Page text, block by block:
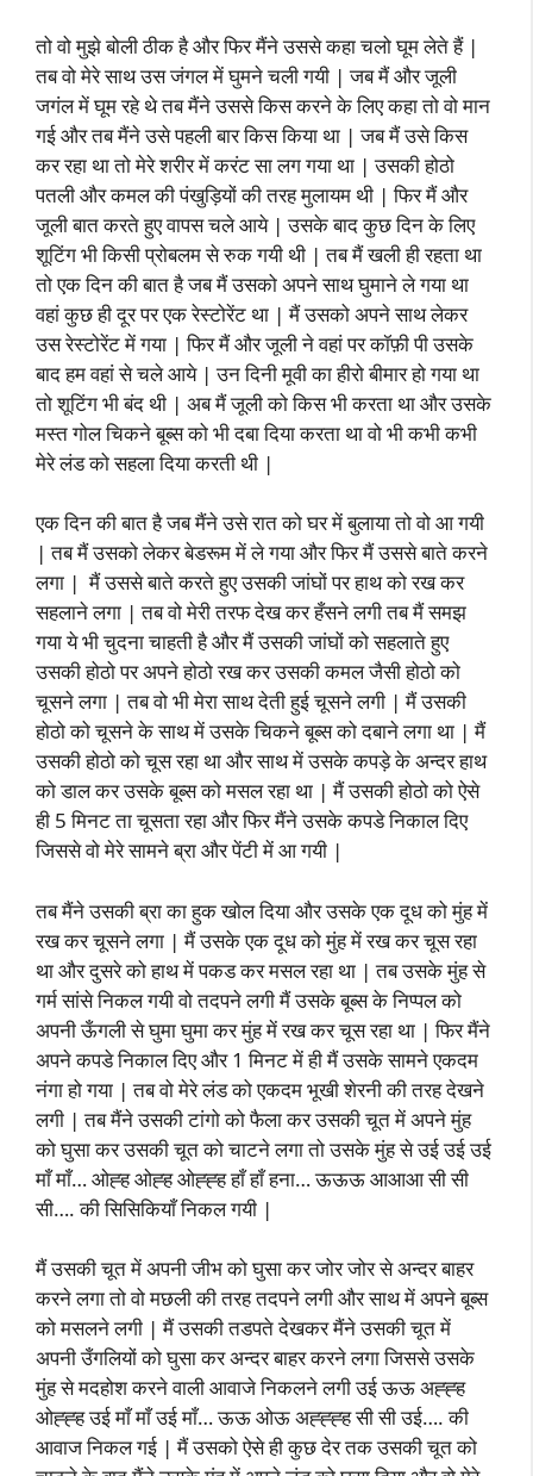
तो वो मुझे बोली ठीक है और फिर मैंने उससे कहा चलो घूम लेते हैं |
तब वो मेरे साथ उस जंगल में घुमने चली गयी | जब मैं और जूली
जगंल में घूम रहे थे तब मैंने उससे किस करने के लिए कहा तो वो मान
गई और तब मैंने उसे पहली बार किस किया था | जब मैं उसे किस
कर रहा था तो मेरे शरीर में करंट सा लग गया था | उसकी होठो
पतली और कमल की पंखुड़ियों की तरह मुलायम थी | फिर मैं और
जूली बात करते हुए वापस चले आये | उसके बाद कुछ दिन के लिए
शूटिंग भी किसी प्रोबलम से रुक गयी थी | तब मैं खली ही रहता था
तो एक दिन की बात है जब मैं उसको अपने साथ घुमाने ले गया था
वहां कुछ ही दूर पर एक रेस्टोरेंट था | मैं उसको अपने साथ लेकर
उस रेस्टोरेंट में गया | फिर मैं और जूली ने वहां पर कॉफ़ी पी उसके
बाद हम वहां से चले आये | उन दिनी मूवी का हीरो बीमार हो गया था
तो शूटिंग भी बंद थी | अब मैं जूली को किस भी करता था और उसके
मस्त गोल चिकने बूब्स को भी दबा दिया करता था वो भी कभी कभी
मेरे लंड को सहला दिया करती थी |
एक दिन की बात है जब मैंने उसे रात को घर में बुलाया तो वो आ गयी
| तब मैं उसको लेकर बेडरूम में ले गया और फिर मैं उससे बाते करने
लगा | मैं उससे बाते करते हुए उसकी जांघों पर हाथ को रख कर
सहलाने लगा | तब वो मेरी तरफ देख कर हँसने लगी तब मैं समझ
गया ये भी चुदना चाहती है और मैं उसकी जांघों को सहलाते हुए
उसकी होठो पर अपने होठो रख कर उसकी कमल जैसी होठो को
चूसने लगा | तब वो भी मेरा साथ देती हुई चूसने लगी | मैं उसकी
होठो को चूसने के साथ में उसके चिकने बूब्स को दबाने लगा था | मैं
उसकी होठो को चूस रहा था और साथ में उसके कपड़े के अन्दर हाथ
को डाल कर उसके बूब्स को मसल रहा था | मैं उसकी होठो को ऐसे
ही 5 मिनट ता चूसता रहा और फिर मैंने उसके कपडे निकाल दिए
जिससे वो मेरे सामने ब्रा और पेंटी में आ गयी |
तब मैंने उसकी ब्रा का हुक खोल दिया और उसके एक दूध को मुंह में
रख कर चूसने लगा | मैं उसके एक दूध को मुंह में रख कर चूस रहा
था और दुसरे को हाथ में पकड कर मसल रहा था | तब उसके मुंह से
गर्म सांसे निकल गयी वो तदपने लगी मैं उसके बूब्स के निप्पल को
अपनी ऊँगली से घुमा घुमा कर मुंह में रख कर चूस रहा था | फिर मैंने
अपने कपडे निकाल दिए और 1 मिनट में ही मैं उसके सामने एकदम
नंगा हो गया | तब वो मेरे लंड को एकदम भूखी शेरनी की तरह देखने
लगी | तब मैंने उसकी टांगो को फैला कर उसकी चूत में अपने मुंह
को घुसा कर उसकी चूत को चाटने लगा तो उसके मुंह से उई उई उई
माँ माँ… ओह्ह ओह्ह ओह्ह्ह हाँ हाँ हना… ऊऊऊ आआआ सी सी
सी…. की सिसिकियाँ निकल गयी |
मैं उसकी चूत में अपनी जीभ को घुसा कर जोर जोर से अन्दर बाहर
करने लगा तो वो मछली की तरह तदपने लगी और साथ में अपने बूब्स
को मसलने लगी | मैं उसकी तडपते देखकर मैंने उसकी चूत में
अपनी उँगलियों को घुसा कर अन्दर बाहर करने लगा जिससे उसके
मुंह से मदहोश करने वाली आवाजे निकलने लगी उई ऊऊ अह्ह्ह
ओह्ह्ह उई माँ माँ उई माँ… ऊऊ ओऊ अह्ह्ह्ह सी सी उई…. की
आवाज निकल गई | मैं उसको ऐसे ही कुछ देर तक उसकी चूत को